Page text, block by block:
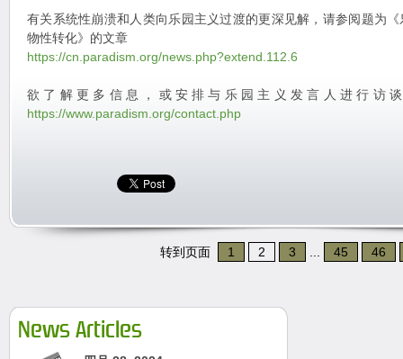
有关系统性崩溃和人类向乐园主义过渡的更深见解，请参阅题为
物性转化》的文章
https://cn.paradism.org/news.php?extend.112.6
欲了解更多信息，或安排与乐园主义发言人进行访
https://www.paradism.org/contact.php
转到页面 1 2 3 45 46
News Articles